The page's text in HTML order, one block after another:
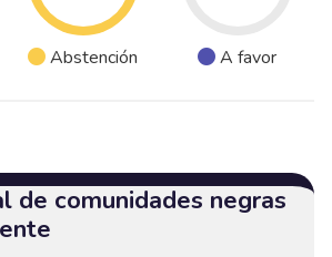
Abstención A favor
de comunidades negras